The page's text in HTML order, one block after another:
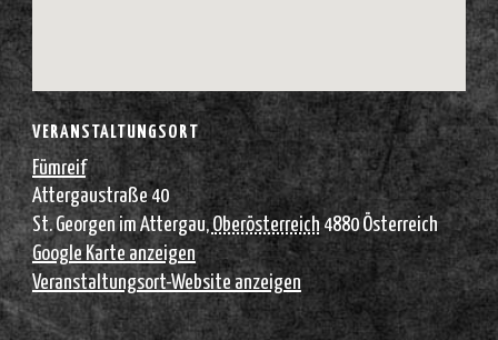
VERANSTALTUNGSORT
Fümreif
Attergaustraße 40
St. Georgen im Attergau,Oberösterreich 4880 Österreich
Google Karte anzeigen
Veranstaltungsort-Website anzeigen